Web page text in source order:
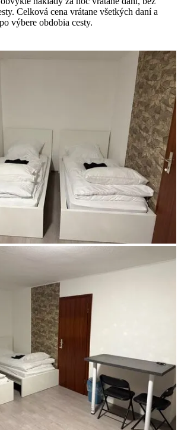
Celková cena vrátane všetkých daní a
výbere obdobia cesty.